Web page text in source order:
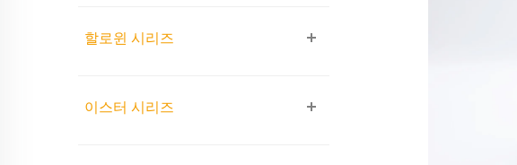
할로윈 시리즈
이스터 시리즈